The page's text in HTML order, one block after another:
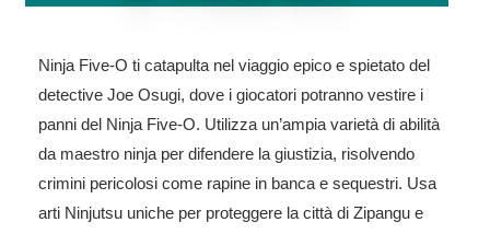
Ninja Five-O ti catapulta nel viaggio epico e spietato del
detective Joe Osugi, dove i giocatori potranno vestire i
panni del Ninja Five-O. Utilizza un’ampia varietà di abilità
da maestro ninja per difendere la giustizia, risolvendo
crimini pericolosi come rapine in banca e sequestri. Usa
arti Ninjutsu uniche per proteggere la città di Zipangu e